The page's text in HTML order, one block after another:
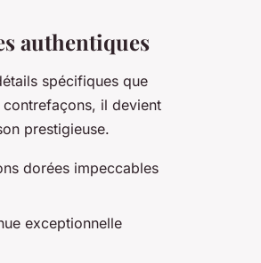
authentiques
spécifiques que
contrefaçons, il devient
prestigieuse.
dorées impeccables
exceptionnelle